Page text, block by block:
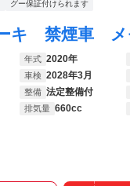
グー保証付けられます
年式 2020年
車検 2028年3月
整備 法定整備付
排気量 660cc